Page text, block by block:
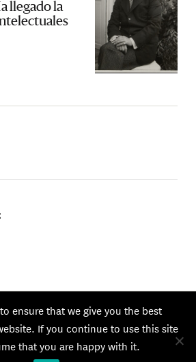
llegado la
los derechos reservados.
ensure that we give you the best
If you continue to use this site
that you are happy with it.